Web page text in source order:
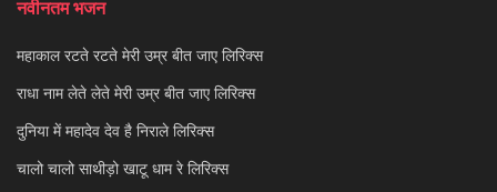
नवीनतम भजन
महाकाल रटते रटते मेरी उम्र बीत जाए लिरिक्स
राधा नाम लेते लेते मेरी उम्र बीत जाए लिरिक्स
दुनिया में महादेव देव है निराले लिरिक्स
चालो चालो साथीड़ो खाटू धाम रे लिरिक्स